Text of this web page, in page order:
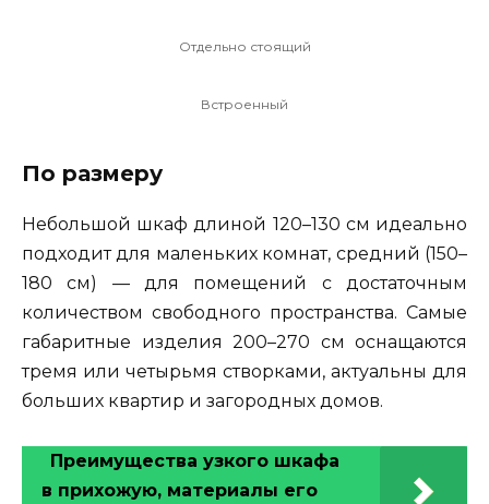
Отдельно стоящий
Встроенный
По размеру
Небольшой шкаф длиной 120–130 см идеально
подходит для маленьких комнат, средний (150–
180 см) — для помещений с достаточным
количеством свободного пространства. Самые
габаритные изделия 200–270 см оснащаются
тремя или четырьмя створками, актуальны для
больших квартир и загородных домов.
Преимущества узкого шкафа
в прихожую, материалы его